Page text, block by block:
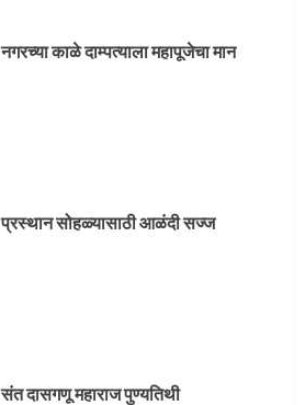
प्रस्थान सोहळ्यासाठी आळंदी सज्ज
संत दासगणू महाराज पुण्यतिथी
जवानाला मिळाला महापूजेचा मान